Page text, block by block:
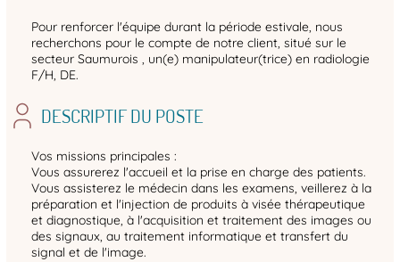
Pour renforcer l'équipe durant la période estivale, nous
recherchons pour le compte de notre client, situé sur le
secteur Saumurois , un(e) manipulateur(trice) en radiologie
F/H, DE.
DESCRIPTIF DU POSTE
Vos missions principales :
Vous assurerez l'accueil et la prise en charge des patients.
Vous assisterez le médecin dans les examens, veillerez à la
préparation et l'injection de produits à visée thérapeutique
et diagnostique, à l'acquisition et traitement des images ou
des signaux, au traitement informatique et transfert du
signal et de l'image.